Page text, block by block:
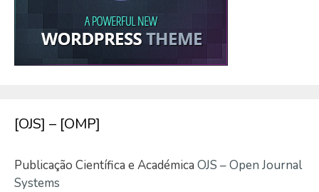
[OJS] – [OMP]
Publicação Científica e Académica OJS – Open Journal
Systems